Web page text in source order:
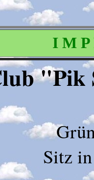
I M P
"Pik
Sitz